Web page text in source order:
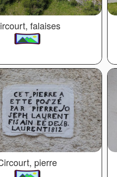
falaises
pierre